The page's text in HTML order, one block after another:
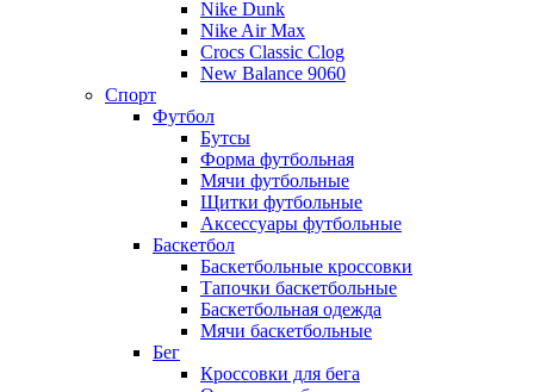
Nike Dunk
Nike Air Max
Crocs Classic Clog
New Balance 9060
Спорт
Футбол
Бутсы
Форма футбольная
Мячи футбольные
Щитки футбольные
Аксессуары футбольные
Баскетбол
Баскетбольные кроссовки
Тапочки баскетбольные
Баскетбольная одежда
Мячи баскетбольные
Бег
Кроссовки для бега